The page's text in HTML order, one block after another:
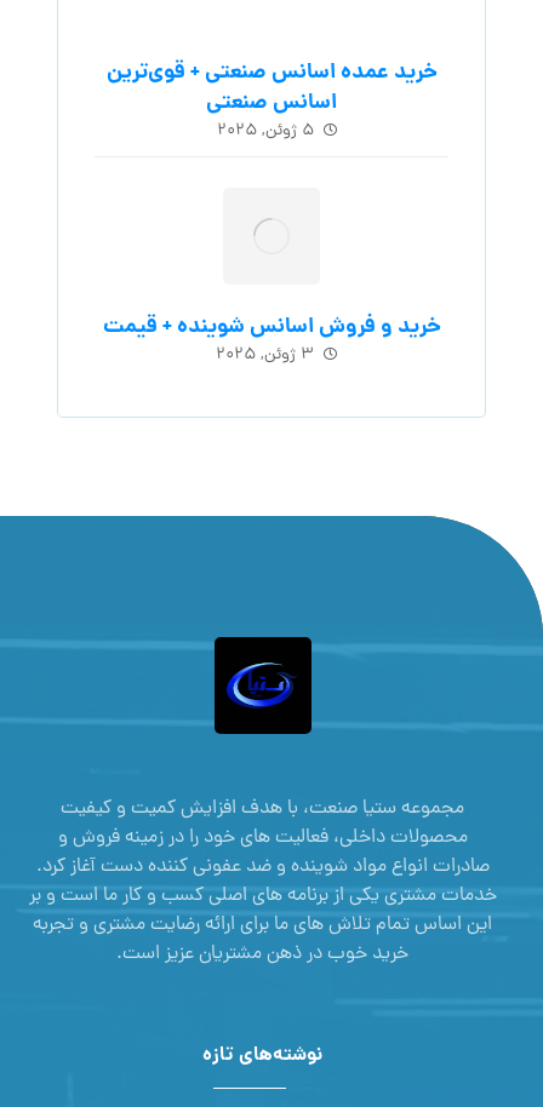
خرید عمده اسانس صنعتی + قوی‌ترین
اسانس‌ صنعتی
۵ ژوئن, ۲۰۲۵
خرید و فروش اسانس شوینده + قیمت
۳ ژوئن, ۲۰۲۵
مجموعه ستیا صنعت، با هدف افزایش کمیت و کیفیت
محصولات داخلی، فعالیت های خود را در زمینه فروش و
صادرات انواع مواد شوینده و ضد عفونی کننده دست آغاز کرد.
خدمات مشتری یکی از برنامه های اصلی کسب و کار ما است و بر
این اساس تمام تلاش های ما برای ارائه رضایت مشتری و تجربه
خرید خوب در ذهن مشتریان عزیز است.
نوشته‌های تازه